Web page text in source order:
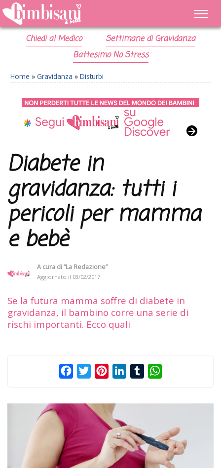
Chiedi al Medico
Settimane di Gravidanza
Battesimo No Stress
Home » Gravidanza » Disturbi
Diabete in
gravidanza: tutti i
pericoli per mamma
e bebè
A cura di“La Redazione”
Aggiornato il 03/02/2017
Se la futura mamma soffre di diabete in
gravidanza, il bambino corre una serie di
rischi importanti. Ecco quali
FacebookTwitterPinterestLinkedInTumblr